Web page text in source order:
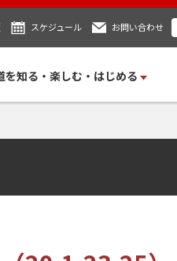
スケジュール お問い合わせ
を知る・楽しむ・はじめる